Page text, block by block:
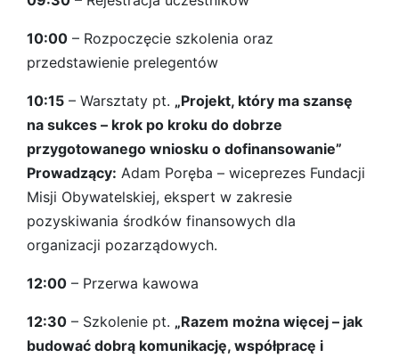
10:00 – Rozpoczęcie szkolenia oraz
przedstawienie prelegentów
10:15 – Warsztaty pt. „Projekt, który ma szansę
na sukces – krok po kroku do dobrze
przygotowanego wniosku o dofinansowanie”
Prowadzący: Adam Poręba – wiceprezes Fundacji
Misji Obywatelskiej, ekspert w zakresie
pozyskiwania środków finansowych dla
organizacji pozarządowych.
12:00 – Przerwa kawowa
12:30 – Szkolenie pt. „Razem można więcej – jak
budować dobrą komunikację, współpracę i